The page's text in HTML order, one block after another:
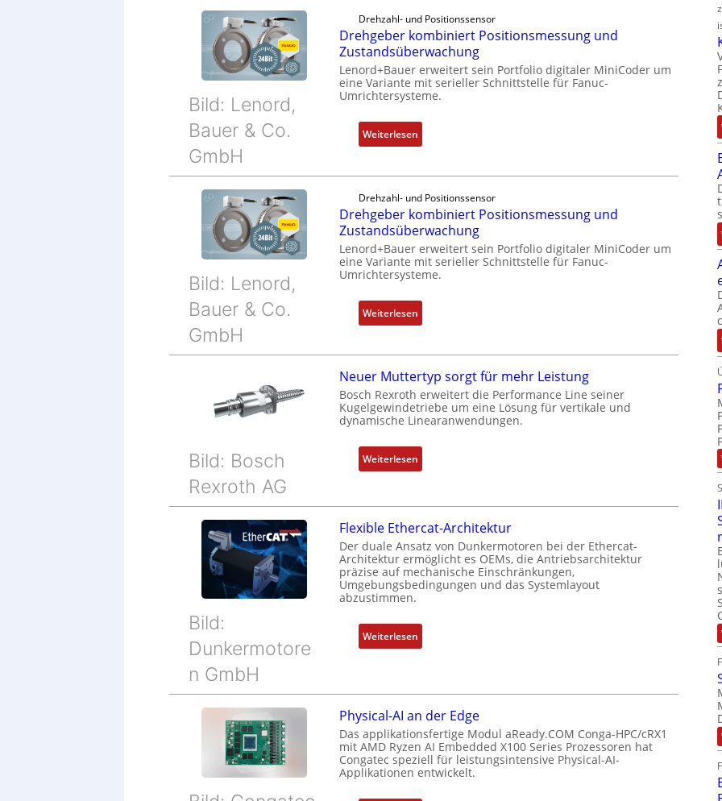
Bild: Lenord,
Bauer & Co.
GmbH
Drehzahl- und Positionssensor
Drehgeber kombiniert Positionsmessung und
Zustandsüberwachung
Lenord+Bauer erweitert sein Portfolio digitaler MiniCoder um
eine Variante mit serieller Schnittstelle für Fanuc-
Umrichtersysteme.
Weiterlesen:
D
h
g
e
b
e
k
o
b
i
e
t
P
s
i
i
o
n
m
e
u
u
n
d
Bild: Lenord,
Bauer & Co.
GmbH
Drehzahl- und Positionssensor
Drehgeber kombiniert Positionsmessung und
Zustandsüberwachung
Lenord+Bauer erweitert sein Portfolio digitaler MiniCoder um
eine Variante mit serieller Schnittstelle für Fanuc-
Umrichtersysteme.
Weiterlesen:
D
h
g
e
e
r
b
i
n
i
t
P
t
i
o
n
Bild: Bosch
Rexroth AG
Neuer Muttertyp sorgt für mehr Leistung
Bosch Rexroth erweitert die Performance Line seiner
Kugelgewindetriebe um eine Lösung für vertikale und
dynamische Linearanwendungen.
Weiterlesen:
N
u
e
r
M
u
t
e
r
p
s
o
r
g
t
f
Bild:
Dunkermotore
n GmbH
Flexible Ethercat-Architektur
Der duale Ansatz von Dunkermotoren bei der Ethercat-
Architektur ermöglicht es OEMs, die Antriebsarchitektur
präzise auf mechanische Einschränkungen,
Umgebungsbedingungen und das Systemlayout
abzustimmen.
Weiterlesen:
F
b
l
e
Physical-AI an der Edge
Das applikationsfertige Modul aReady.COM Conga-HPC/cRX1
mit AMD Ryzen AI Embedded X100 Series Prozessoren hat
Congatec speziell für leistungsintensive Physical-AI-
Applikationen entwickelt.